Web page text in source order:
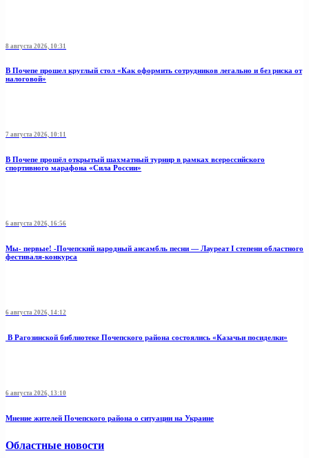
8 августа 2026, 10:31
В Почепе прошел круглый стол «Как оформить сотрудников легально и без риска от
налоговой»
7 августа 2026, 10:11
В Почепе прошёл открытый шахматный турнир в рамках всероссийского
спортивного марафона «Сила России»
6 августа 2026, 16:56
Мы- первые! -Почепский народный ансамбль песни — Лауреат I степени областного
фестиваля-конкурса
6 августа 2026, 14:12
В Рагозинской библиотеке Почепского района состоялись «Казачьи посиделки»
6 августа 2026, 13:10
Мнение жителей Почепского района о ситуации на Украине
Областные новости